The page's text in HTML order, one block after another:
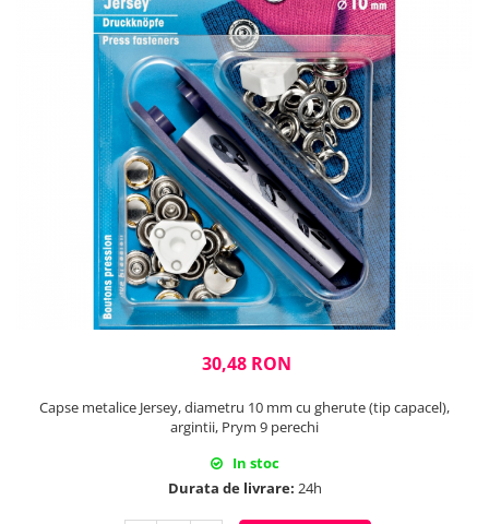
30,48 RON
Capse metalice Jersey, diametru 10 mm cu gherute (tip capacel),
argintii, Prym 9 perechi
In stoc
Durata de livrare: 24h